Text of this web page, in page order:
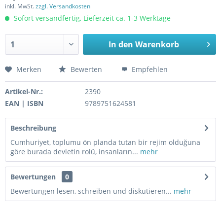
inkl. MwSt.zzgl. Versandkosten
Sofort versandfertig, Lieferzeit ca. 1-3 Werktage
In den Warenkorb
Merken Bewerten Empfehlen
Artikel-Nr.:
2390
EAN | ISBN
9789751624581
Beschreibung
Cumhuriyet, toplumu ön planda tutan bir rejim olduğuna
göre burada devletin rolü, insanların... mehr
Bewertungen
0
Bewertungen lesen, schreiben und diskutieren... mehr